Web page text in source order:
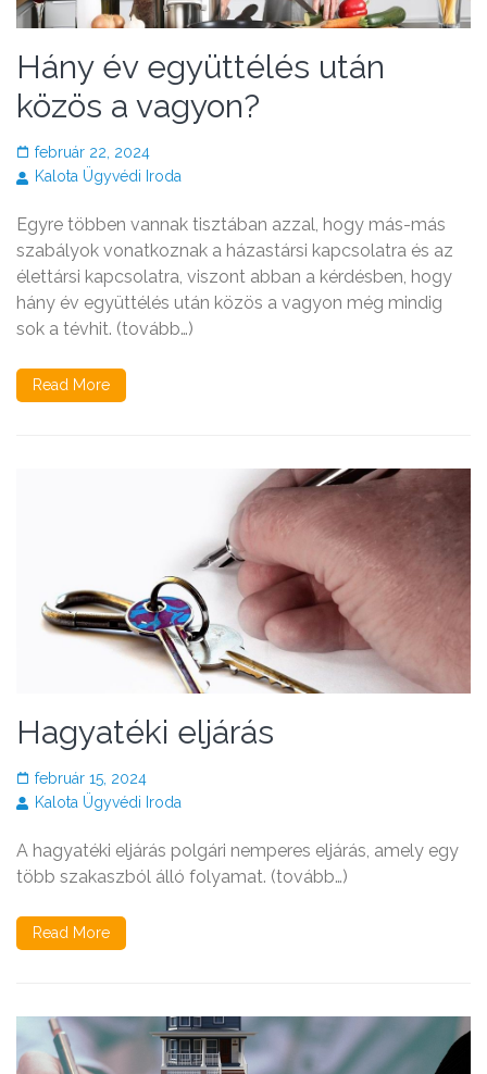
Hány év együttélés után
közös a vagyon?
február 22, 2024
Kalota Ügyvédi Iroda
Egyre többen vannak tisztában azzal, hogy más-más
szabályok vonatkoznak a házastársi kapcsolatra és az
élettársi kapcsolatra, viszont abban a kérdésben, hogy
hány év együttélés után közös a vagyon még mindig
sok a tévhit. (tovább…)
Read More
Hagyatéki eljárás
február 15, 2024
Kalota Ügyvédi Iroda
A hagyatéki eljárás polgári nemperes eljárás, amely egy
több szakaszból álló folyamat. (tovább…)
Read More